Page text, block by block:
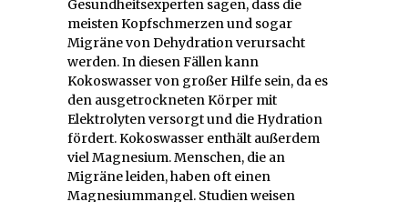
Gesundheitsexperten sagen, dass die
meisten Kopfschmerzen und sogar
Migräne von Dehydration verursacht
werden. In diesen Fällen kann
Kokoswasser von großer Hilfe sein, da es
den ausgetrockneten Körper mit
Elektrolyten versorgt und die Hydration
fördert. Kokoswasser enthält außerdem
viel Magnesium. Menschen, die an
Migräne leiden, haben oft einen
Magnesiummangel. Studien weisen